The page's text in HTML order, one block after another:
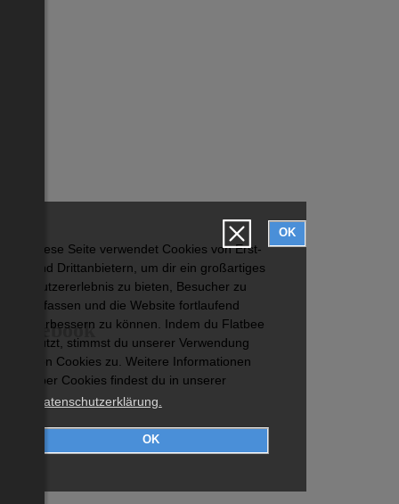
Diese Seite verwendet Cookies von Erst-
und Drittanbietern, um dir ein großartiges
Nutzererlebnis zu bieten, Besucher zu
erfassen und die Website fortlaufend
verbessern zu können. Indem du Flatbee
nutzt, stimmst du unserer Verwendung
von Cookies zu. Weitere Informationen
über Cookies findest du in unserer
Datenschutzerklärung.
OK
OK
Facebook